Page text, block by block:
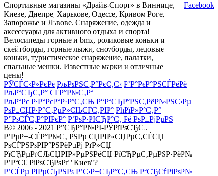
Спортивные магазины «Драйв-Спорт» в Виннице,
Киеве, Днепре, Харькове, Одессе, Кривом Роге,
Запорожье и Львове. Снаряжение, одежда и
аксессуары для активного отдыха и спорта!
Велосипеды горные и bmx, роликовые коньки и
скейтборды, горные лыжи, сноуборды, ледовые
коньки, туристическое снаряжение, палатки,
спальные мешки. Известные марки и отличные
цены!
Facebook
РЎСЃС‹Р»РєРё РљРѕРЅС‚Р°РєС‚С‹ Р’Р°РєР°РЅСЃРёРё
РљР°СЂС‚Р° СЃР°Р№С‚Р°
РљР°Рє Р·Р°РєР°Р·Р°С‚СЊ Р“Р°СЂР°РЅС‚РёР№РЅС‹Рµ
РѕР±СЏР·Р°С‚РµР»СЊСЃС‚РІР° РћРїР»Р°С‚Р°
Р”РѕСЃС‚Р°РІРєР° Р’РѕР·РІСЂР°С‚ Рё РѕР±РјРµРЅ
В© 2006 - 2021 Р”СЂР°Р№РІ-РЎРїРѕСЂС‚.
Р’РµР±-СЃР°Р№С‚ РЅРµ СЏРІР»СЏРµС‚СЃСЏ
РѕСЃРЅРѕРІР°РЅРёРµРј РґР»СЏ
РїСЂРµРґСЉСЏРІР»РµРЅРёСЏ РїСЂРµС‚РµРЅР·РёР№
Р’Р°С€ РіРѕСЂРѕРґ "Киев"?
Р’СЃРµ РІРµСЂРЅРѕ Р’С‹Р±СЂР°С‚СЊ РґСЂСѓРіРѕР№